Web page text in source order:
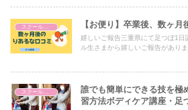
スクールについて 【お便り】卒業後、数ヶ月
嬉しいご報告三重県にて足つぼ1日
ル生さまから嬉しいご報告があり
スクールについて
誰でも簡単にできる技を極
習方法ボディケア講座・足